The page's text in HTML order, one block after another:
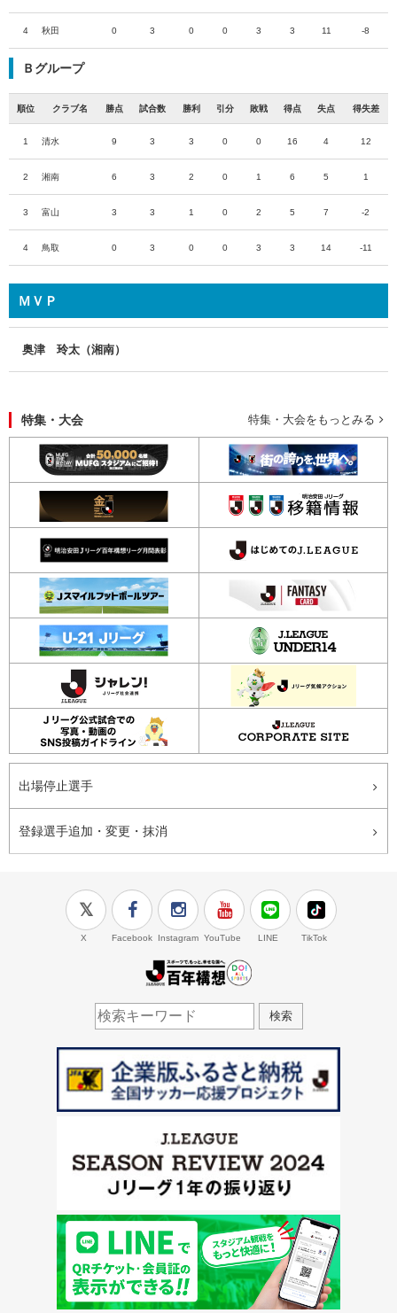
4 秋田 0 3 0 0 3 3 11 -8
Ｂグループ
順位 クラブ名 勝点 試合数 勝利 引分 敗戦 得点 失点 得失差
1 清水 9 3 3 0 0 16 4 12
2 湘南 6 3 2 0 1 6 5 1
3 富山 3 3 1 0 2 5 7 -2
4 鳥取 0 3 0 0 3 3 14 -11
ＭＶＰ
奥津 玲太（湘南）
特集・大会 特集・大会をもっとみる
出場停止選手
登録選手追加・変更・抹消
X Facebook Instagram YouTube LINE TikTok
検索